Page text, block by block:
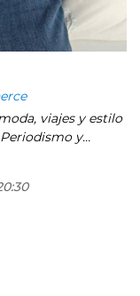
viajes y estilo
y
por la
y